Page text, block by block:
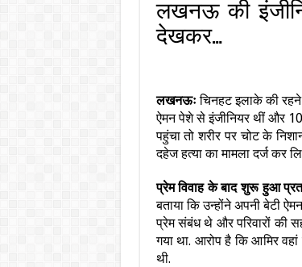
लखनऊ की
देखकर…
लखनऊःचिनहट इलाके की रहने
ऐमन पेशे से इंजीनियर थीं और
पहुंचा तो शरीर पर चोट के
दहेज हत्या का मामला दर्ज कर
​प्रेम विवाह के बाद शुरू हुआ
बताया कि उन्होंने अपनी बेटी
प्रेम संबंध थे और परिवारों की
गया था. आरोप है कि आमिर
थी.